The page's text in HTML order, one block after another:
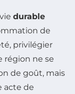
durable
de
privilégier
région ne se
de goût, mais
acte de